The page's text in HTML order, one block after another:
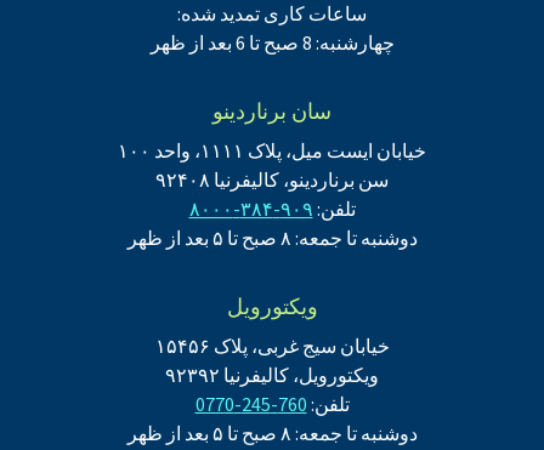
ساعات کاری تمدید شده:
چهارشنبه: 8 صبح تا 6 بعد از ظهر
سان برناردینو
خیابان ایست میل، پلاک ۱۱۱۱، واحد ۱۰۰
سن برناردینو، کالیفرنیا ۹۲۴۰۸
تلفن:۹۰۹-۳۸۴-۸۰۰۰
دوشنبه تا جمعه: ۸ صبح تا ۵ بعد از ظهر
ویکتورویل
خیابان سیج غربی، پلاک ۱۵۴۵۶
ویکتورویل، کالیفرنیا ۹۲۳۹۲
تلفن:760-245-0770
دوشنبه تا جمعه: ۸ صبح تا ۵ بعد از ظهر